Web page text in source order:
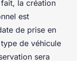
la création
est
de prise en
de véhicule
sera